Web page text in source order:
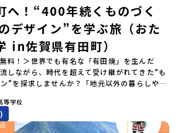
たの「なんとなく不安」が「絶対に行ってみ
💡お家からリラックスして視聴してみてくだ
のアーカイブはこちら（アーカイブを視聴す
youtu.be/Yt8nd04aNgA?
【アーカイブ内容】・おためし地域留学の
年度、日本全国20以上の対象地域について・
質疑応答※各地域の詳細なプログラムは、以
明会にて紹介しています。ーーーーーーーー
ーーーーーー💡疑問も不安もワクワクに変え
たいことに合わせて、2つの説明会をご活用
全体オンライン説明会の視聴（☆上の動画で
） 〜まずは「おためし地域留学」を知りたい
へ！“400年続くものづく
デザイン”を学ぶ旅（おた
in佐賀県有田町）
料！＞世界でも有名な「有田焼」を生んだ
しながら、時代を超えて受け継がれてきた”も
”を探求しませんか？「地元以外の暮らしや文
留学してみたい！」「豊かな自然と伝統文
る！」「ものづくりやきれいなデザインが好
みなさんにおすすめ！「おためし地域留学体
の高校と連携し、地域の枠を超えて学校生活
等学校